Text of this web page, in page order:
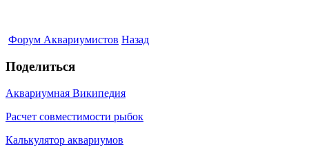
Форум Аквариумистов Назад
Поделиться
Аквариумная Википедия
Расчет совместимости рыбок
Калькулятор аквариумов